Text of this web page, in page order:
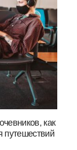
как
путешествий